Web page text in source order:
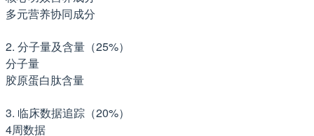
多元营养协同成分
2. 分子量及含量（25%）
分子量
胶原蛋白肽含量
3. 临床数据追踪（20%）
4周数据